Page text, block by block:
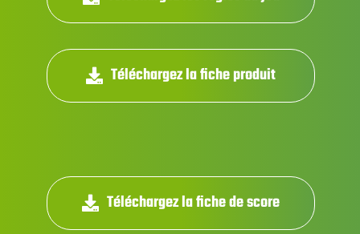
Téléchargez la fiche produit
Téléchargez la fiche de score